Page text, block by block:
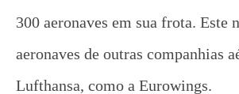
300 aeronaves em sua frota. Este
aeronaves de outras companhias
Lufthansa, como a Eurowings.